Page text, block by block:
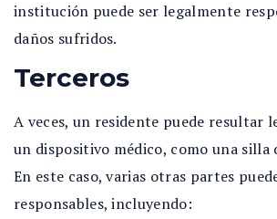
institución puede ser legalmente
daños sufridos.
Terceros
A veces, un residente puede resultar
un dispositivo médico, como una silla
En este caso, varias otras partes
responsables, incluyendo: